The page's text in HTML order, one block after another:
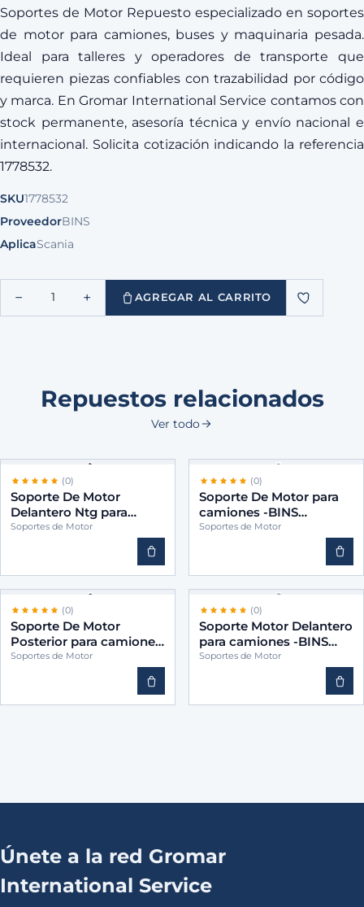
Soportes de Motor Repuesto especializado en soportes
de motor para camiones, buses y maquinaria pesada.
Ideal para talleres y operadores de transporte que
requieren piezas confiables con trazabilidad por código
y marca. En Gromar International Service contamos con
stock permanente, asesoría técnica y envío nacional e
internacional. Solicita cotización indicando la referencia
1778532.
SKU1778532
ProveedorBINS
AplicaScania
− 1 + AGREGAR AL CARRITO
Repuestos relacionados
Ver todo
(0)
Soporte De Motor
Delantero Ntg para
camiones -BINS 2611114
Soportes de Motor
(0)
Soporte De Motor para
camiones -BINS
21997378
Soportes de Motor
(0)
Soporte De Motor
Posterior para camiones
-BINS 21228153
Soportes de Motor
(0)
Soporte Motor Delantero
para camiones -BINS
3037072
Soportes de Motor
Únete a la red Gromar
International Service